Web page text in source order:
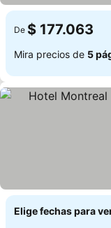
De $ 177.063
Mira precios de 5
Elige fechas para